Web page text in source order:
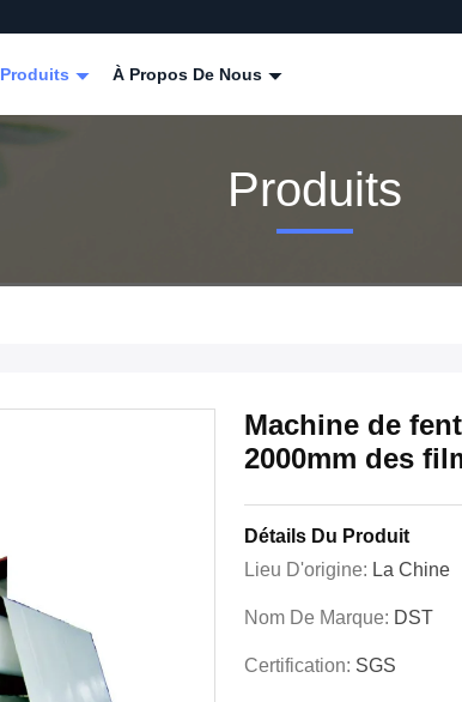
Produits À Propos De Nous
Produits
Machine de
2000mm des
Détails Du Produit
Lieu D'origine: La Chine
Nom De Marque: DST
Certification: SGS